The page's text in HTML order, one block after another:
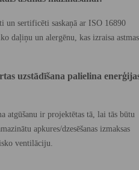
sertificēti saskaņā ar ISO 16890
daļiņu un alergēnu, kas izraisa astmas
uzstādīšana palielina
atgūšanu ir projektētas tā, lai tās būtu
apkures/dzesēšanas izmaksas
ventilāciju.